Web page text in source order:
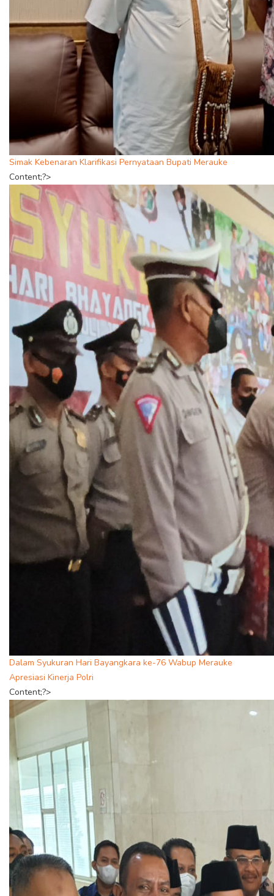
Simak Kebenaran Klarifikasi Pernyataan Bupati Merauke
Content;?>
Dalam Syukuran Hari Bayangkara ke-76 Wabup Merauke
Apresiasi Kinerja Polri
Content;?>